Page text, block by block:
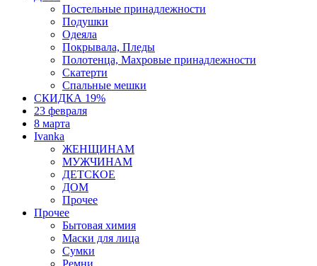
Постельные принадлежности
Подушки
Одеяла
Покрывала, Пледы
Полотенца, Махровые принадлежности
Скатерти
Спальные мешки
СКИДКА 19%
23 февраля
8 марта
Ivanka
ЖЕНЩИНАМ
МУЖЧИНАМ
ДЕТСКОЕ
ДОМ
Прочее
Прочее
Бытовая химия
Маски для лица
Сумки
Ремни